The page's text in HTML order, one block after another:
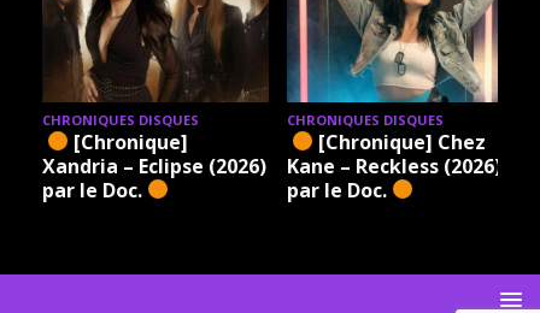
CHRONIQUES DISQUES
[Chronique]
Xandria – Eclipse (2026)
par le Doc.
CHRONIQUES DISQUES
[Chronique] Chez
Kane – Reckless (2026)
par le Doc.